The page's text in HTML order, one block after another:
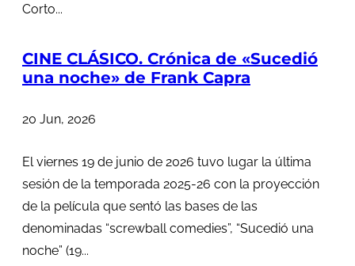
Corto...
CINE CLÁSICO. Crónica de «Sucedió
una noche» de Frank Capra
20 Jun, 2026
El viernes 19 de junio de 2026 tuvo lugar la última
sesión de la temporada 2025-26 con la proyección
de la película que sentó las bases de las
denominadas “screwball comedies”, “Sucedió una
noche” (19...